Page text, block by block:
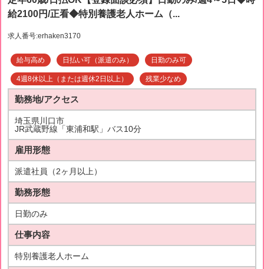
給2100円/正看◆特別養護老人ホーム（...
求人番号:erhaken3170
給与高め 日払い可（派遣のみ） 日勤のみ可
4週8休以上（または週休2日以上） 残業少なめ
勤務地/アクセス
埼玉県川口市
JR武蔵野線「東浦和駅」バス10分
雇用形態
派遣社員（2ヶ月以上）
勤務形態
日勤のみ
仕事内容
特別養護老人ホーム